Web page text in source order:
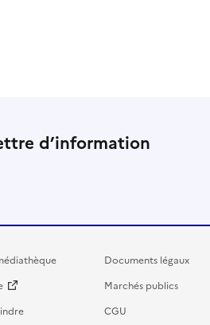
d’information
Documents légaux
Marchés publics
CGU